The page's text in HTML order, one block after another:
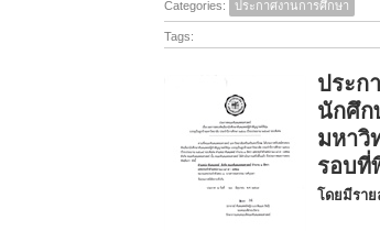
Categories: ประกาศงานการศึกษา
Tags:
ประก
นักศึก
มหาวิ
รอบที่
โดยมีราย